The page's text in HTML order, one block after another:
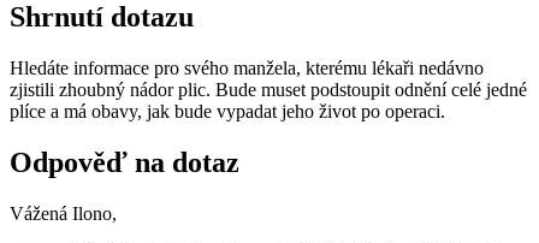
Shrnutí dotazu
Hledáte informace pro svého manžela, kterému lékaři nedávno
zjistili zhoubný nádor plic. Bude muset podstoupit odnění celé jedné
plíce a má obavy, jak bude vypadat jeho život po operaci.
Odpověď na dotaz
Vážená Ilono,